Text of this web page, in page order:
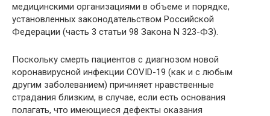
медицинскими организациями в объеме и порядке,
установленных законодательством Российской
Федерации (часть 3 статьи 98 Закона N 323-ФЗ).
Поскольку смерть пациентов с диагнозом новой
коронавирусной инфекции COVID-19 (как и с любым
другим заболеванием) причиняет нравственные
страдания близким, в случае, если есть основания
полагать, что имеющиеся дефекты оказания